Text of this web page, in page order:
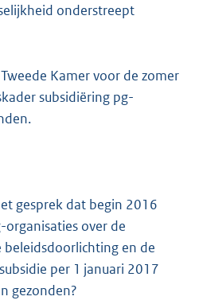
onderstreept
Kamer voor de zomer
subsidiëring pg-
gesprek dat begin 2016
over de
en de
per 1 januari 2017
gezonden?